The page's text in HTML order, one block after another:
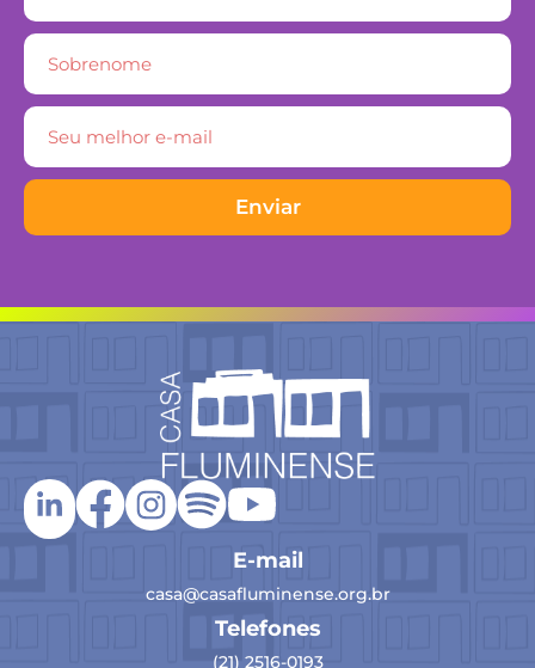
Enviar
E-mail
casa@casafluminense.org.br
Telefones
(21) 2516-0193